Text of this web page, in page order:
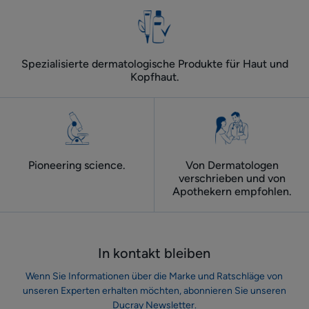
Spezialisierte dermatologische Produkte für Haut und
Kopfhaut.
Pioneering science.
Von Dermatologen
verschrieben und von
Apothekern empfohlen.
In kontakt bleiben
Wenn Sie Informationen über die Marke und Ratschläge von
unseren Experten erhalten möchten, abonnieren Sie unseren
Ducray Newsletter.